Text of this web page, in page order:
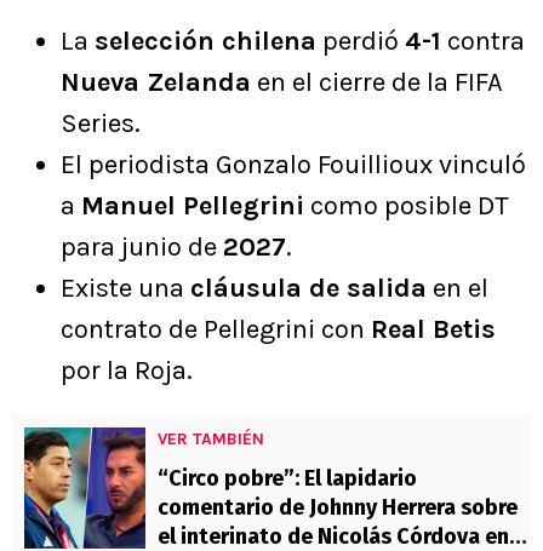
La selección chilena perdió 4-1 contra
Nueva Zelanda en el cierre de la FIFA
Series.
El periodista Gonzalo Fouillioux vinculó
a Manuel Pellegrini como posible DT
para junio de 2027.
Existe una cláusula de salida en el
contrato de Pellegrini con Real Betis
por la Roja.
VER TAMBIÉN
“Circo pobre”: El lapidario
comentario de Johnny Herrera sobre
el interinato de Nicolás Córdova en